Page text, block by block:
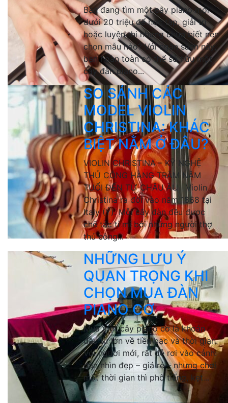
Bạn đang tìm một cây piano mới
dưới 20 triệu để học tập, giải trí
hoặc luyện thi nhưng chưa biết nên
chọn mẫu nào? Với ngân sách này,
bạn hoàn toàn có thể sở hữu một
cây đàn piano...
SO SÁNH CÁC
MODEL VIOLIN
CHRISTINA: KHÁC
BIỆT NẰM Ở ĐÂU?
VIOLIN CHRISTINA – KỸ NGHỆ
THỦ CÔNG HÀNG TRĂM NĂM
TUỔI ĐẾN TỪ CHÂU ÂU Violin
Christina ra đời vào năm 1868 tại
Italy (Ý). Mỗi cây đàn đều được
chế tác tỉ mỉ bởi những người thợ
thủ công...
NHỮNG LƯU Ý
QUAN TRỌNG KHI
CHỌN MUA ĐÀN
PIANO CƠ
Mua một cây piano cơ là khoản
đầu tư lớn về tiền bạc và thời gian.
Với người mới, rất dễ rơi vào cảnh:
đàn nhìn đẹp – giá rẻ – nhưng chơi
một thời gian thì phô tiếng, kẹt...